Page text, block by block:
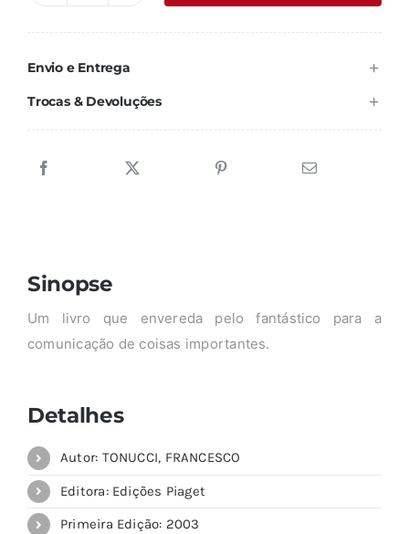
era:
é:
OLHOS
DE
Envio e Entrega
Trocas & Devoluções
Sinopse
Um livro que envereda pelo fantástico para a
comunicação de coisas importantes.
Detalhes
Autor: TONUCCI, FRANCESCO
Editora: Edições Piaget
Primeira Edição: 2003